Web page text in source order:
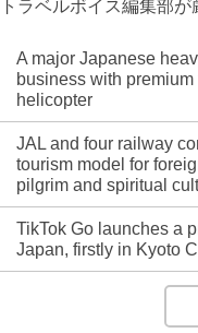
トラベルボイス編集部
A major Japanese
business with
helicopter
JAL and four railway
tourism model for
pilgrim and spiritual
TikTok Go launches a
Japan, firstly in Kyoto